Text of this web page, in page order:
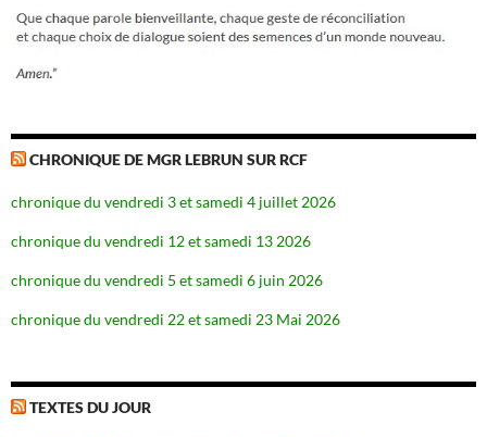
CHRONIQUE DE MGR LEBRUN SUR RCF
chronique du vendredi 3 et samedi 4 juillet 2026
chronique du vendredi 12 et samedi 13 2026
chronique du vendredi 5 et samedi 6 juin 2026
chronique du vendredi 22 et samedi 23 Mai 2026
TEXTES DU JOUR